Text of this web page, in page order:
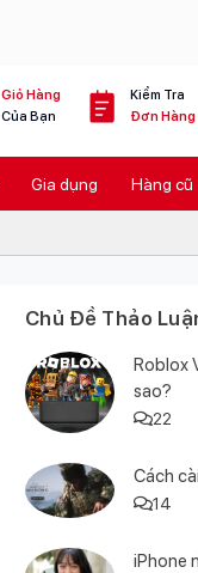
Giỏ Hàng
Của Bạn
Kiểm Tra
Đơn Hàng
Gia dụng Hàng cũ
Chủ Đề Thảo
Roblox
sao?
22
Cách
14
iPhone